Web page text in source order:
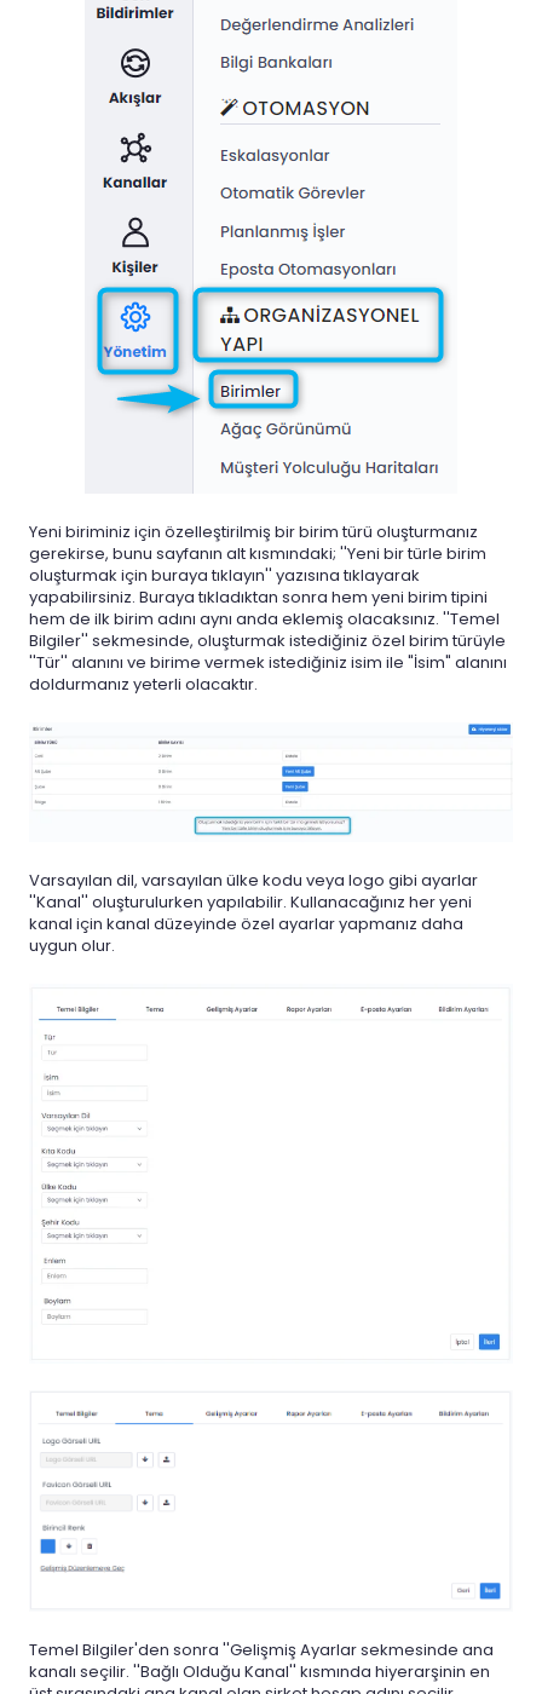
Yeni biriminiz için özelleştirilmiş bir birim türü oluşturmanız
gerekirse, bunu sayfanın alt kısmındaki; ''Yeni bir türle birim
oluşturmak için buraya tıklayın'' yazısına tıklayarak
yapabilirsiniz. Buraya tıkladıktan sonra hem yeni birim tipini
hem de ilk birim adını aynı anda eklemiş olacaksınız. ''Temel
Bilgiler'' sekmesinde, oluşturmak istediğiniz özel birim türüyle
''Tür'' alanını ve birime vermek istediğiniz isim ile "İsim" alanını
doldurmanız yeterli olacaktır.
Varsayılan dil, varsayılan ülke kodu veya logo gibi ayarlar
''Kanal'' oluşturulurken yapılabilir. Kullanacağınız her yeni
kanal için kanal düzeyinde özel ayarlar yapmanız daha
uygun olur.
Temel Bilgiler'den sonra ''Gelişmiş Ayarlar sekmesinde ana
kanalı seçilir. ''Bağlı Olduğu Kanal'' kısmında hiyerarşinin en